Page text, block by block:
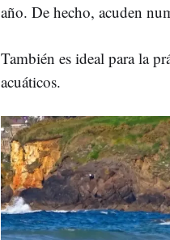
año. De hecho, acuden
También es ideal para la
acuáticos.